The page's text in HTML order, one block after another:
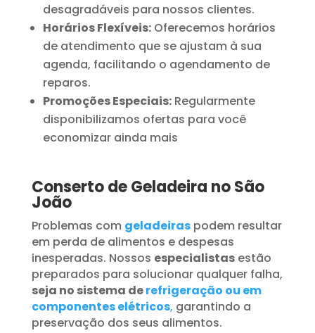
desagradáveis para nossos clientes.
Horários Flexíveis:Oferecemos horários
de atendimento que se ajustam à sua
agenda, facilitando o agendamento de
reparos.
Promoções Especiais:Regularmente
disponibilizamos ofertas para você
economizar ainda mais
Conserto de Geladeira no São
João
Problemas com geladeiraspodem resultar
em perda de alimentos e despesas
inesperadas. Nossos especialistasestão
preparados para solucionar qualquer falha,
seja no sistema derefrigeração ou em
componentes elétricos, garantindo a
preservação dos seus alimentos.